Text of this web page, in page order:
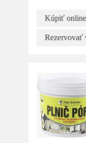
Kúpiť online
Rezervovať